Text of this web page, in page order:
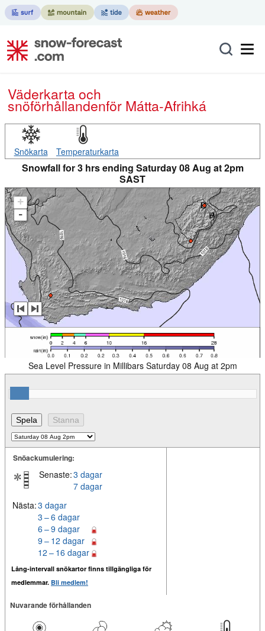
Väderkarta och
snöförhållandenför Mátta-Afrihká
Snökarta Temperaturkarta
Snowfall for 3 hrs ending Saturday 08 Aug at 2pm
SAST
+
-
Sea Level Pressure in Millibars Saturday 08 Aug at 2pm
Snöackumulering:
Senaste:3 dagar
7 dagar
Nästa:3 dagar
3 – 6 dagar
6 – 9 dagar
9 – 12 dagar
12 – 16 dagar
Lång-intervall snökartor finns tillgängliga för
medlemmar. Bli medlem!
Nuvarande förhållanden